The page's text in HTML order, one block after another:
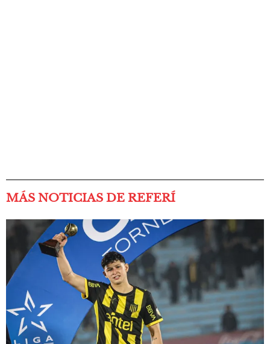
MÁS NOTICIAS DE REFERÍ